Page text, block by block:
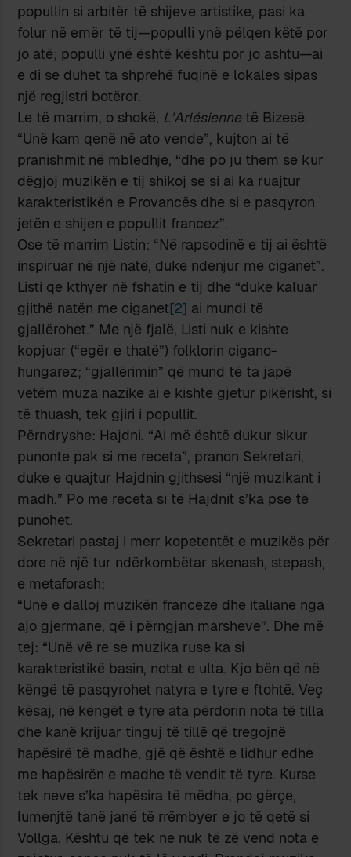
popullin si arbitër të shijeve artistike, pasi ka
folur në emër të tij—populli ynë pëlqen këtë por
jo atë; populli ynë është kështu por jo ashtu—ai
e di se duhet ta shprehë fuqinë e lokales sipas
një regjistri botëror.
Le të marrim, o shokë, L’Arlésienne të Bizesë.
“Unë kam qenë në ato vende”, kujton ai të
pranishmit në mbledhje, “dhe po ju them se kur
dëgjoj muzikën e tij shikoj se si ai ka ruajtur
karakteristikën e Provancës dhe si e pasqyron
jetën e shijen e popullit francez”.
Ose të marrim Listin: “Në rapsodinë e tij ai është
inspiruar në një natë, duke ndenjur me ciganet”.
Listi qe kthyer në fshatin e tij dhe “duke kaluar
gjithë natën me ciganet[2] ai mundi të
gjallërohet.” Me një fjalë, Listi nuk e kishte
kopjuar (“egër e thatë”) folklorin cigano-
hungarez; “gjallërimin” që mund të ta japë
vetëm muza nazike ai e kishte gjetur pikërisht, si
të thuash, tek gjiri i popullit.
Përndryshe: Hajdni. “Ai më është dukur sikur
punonte pak si me receta”, pranon Sekretari,
duke e quajtur Hajdnin gjithsesi “një muzikant i
madh.” Po me receta si të Hajdnit s’ka pse të
punohet.
Sekretari pastaj i merr kopetentët e muzikës për
dore në një tur ndërkombëtar skenash, stepash,
e metaforash:
“Unë e dalloj muzikën franceze dhe italiane nga
ajo gjermane, që i përngjan marsheve”. Dhe më
tej: “Unë vë re se muzika ruse ka si
karakteristikë basin, notat e ulta. Kjo bën që në
këngë të pasqyrohet natyra e tyre e ftohtë. Veç
kësaj, në këngët e tyre ata përdorin nota të tilla
dhe kanë krijuar tinguj të tillë që tregojnë
hapësirë të madhe, gjë që është e lidhur edhe
me hapësirën e madhe të vendit të tyre. Kurse
tek neve s’ka hapësira të mëdha, po gërçe,
lumenjtë tanë janë të rrëmbyer e jo të qetë si
Vollga. Kështu që tek ne nuk të zë vend nota e